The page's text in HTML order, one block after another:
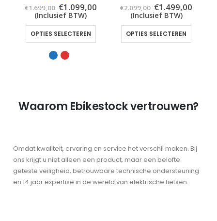
out of 5
€1.699,00 Oorspronkelijke
prijs
€1.699,00.
€1.099,00Huidige
€1.099,00.
(Inclusief BTW)
OPTIES SELECTEREN
Dit product heeft meerdere variaties. Deze optie kan gekozen worden op de productpagina
out of 5
€2.099,00 Oorspronkelijke
prijs
€2.099,00.
€1.499,00
(Inclusief BTW)
OPTIES SELECTEREN
Dit product heeft meerdere variaties. Deze
Waarom Ebikestock vertrouwen?
Omdat kwaliteit, ervaring en service het verschil maken. Bij
ons krijgt u niet alleen een product, maar een belofte:
geteste veiligheid, betrouwbare technische ondersteuning
en 14 jaar expertise in de wereld van elektrische fietsen.